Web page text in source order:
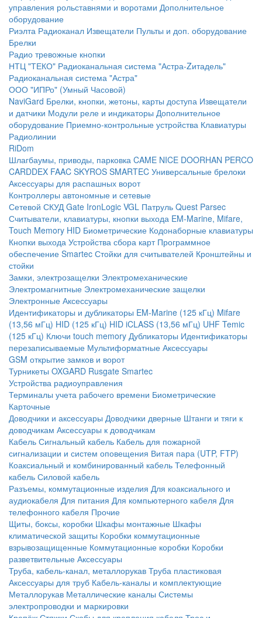
управления рольставнями и воротами Дополнительное
оборудование
Риэлта Радиоканал Извещатели Пульты и доп. оборудование
Брелки
Радио тревожные кнопки
НТЦ "ТЕКО" Радиоканальная система "Астра-Zитадель"
Радиоканальная система "Астра"
ООО "ИПРо" (Умный Часовой)
NaviGard Брелки, кнопки, жетоны, карты доступа Извещатели
и датчики Модули реле и индикаторы Дополнительное
оборудование Приемно-контрольные устройства Клавиатуры
Радиолинии
RiDom
Шлагбаумы, приводы, парковка CAME NICE DOORHAN PERCO
CARDDEX FAAC SKYROS SMARTEC Универсальные брелоки
Аксессуары для распашных ворот
Контроллеры автономные и сетевые
Сетевой СКУД Gate IronLogic VGL Патруль Quest Parsec
Считыватели, клавиатуры, кнопки выхода EM-Marine, Mifare,
Touch Memory HID Биометрические Кодонаборные клавиатуры
Кнопки выхода Устройства сбора карт Программное
обеспечение Smartec Стойки для считывателей Кронштейны и
стойки
Замки, электрозащелки Электромеханические
Электромагнитные Электромеханические защелки
Электронные Аксессуары
Идентификаторы и дубликаторы EM-Marine (125 кГц) Mifare
(13,56 мГц) HID (125 кГц) HID iCLASS (13,56 мГц) UHF Temic
(125 кГц) Ключи touch memory Дубликаторы Идентификаторы
перезаписываемые Мультиформатные Аксессуары
GSM открытие замков и ворот
Турникеты OXGARD Rusgate Smartec
Устройства радиоуправления
Терминалы учета рабочего времени Биометрические
Карточные
Доводчики и аксессуары Доводчики дверные Штанги и тяги к
доводчикам Аксессуары к доводчикам
Кабель Сигнальный кабель Кабель для пожарной
сигнализации и систем оповещения Витая пара (UTP, FTP)
Коаксиальный и комбинированный кабель Телефонный
кабель Силовой кабель
Разъемы, коммутационные изделия Для коаксиального и
аудиокабеля Для питания Для компьютерного кабеля Для
телефонного кабеля Прочие
Щиты, боксы, коробки Шкафы монтажные Шкафы
климатической защиты Коробки коммутационные
взрывозащищенные Коммутационные коробки Коробки
разветвительные Аксессуары
Труба, кабель-канал, металлорукав Труба пластиковая
Аксессуары для труб Кабель-каналы и комплектующие
Металлорукав Металлические каналы Системы
электропроводки и маркировки